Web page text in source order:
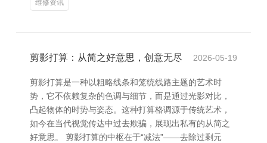
维修资讯
剪影打算：从简之好意思，创意无尽 2026-05-19
剪影打算是一种以粗略线条和笼统线路主题的艺术时
势，它不依赖复杂的色调与细节，而是通过光影对比，
凸起物体的时势与姿态。这种打算格调源于传统艺术，
如今在当代视觉传达中过去欺骗，展现出私有的从简之
好意思。 剪影打算的中枢在于“减法”——去除过剩元